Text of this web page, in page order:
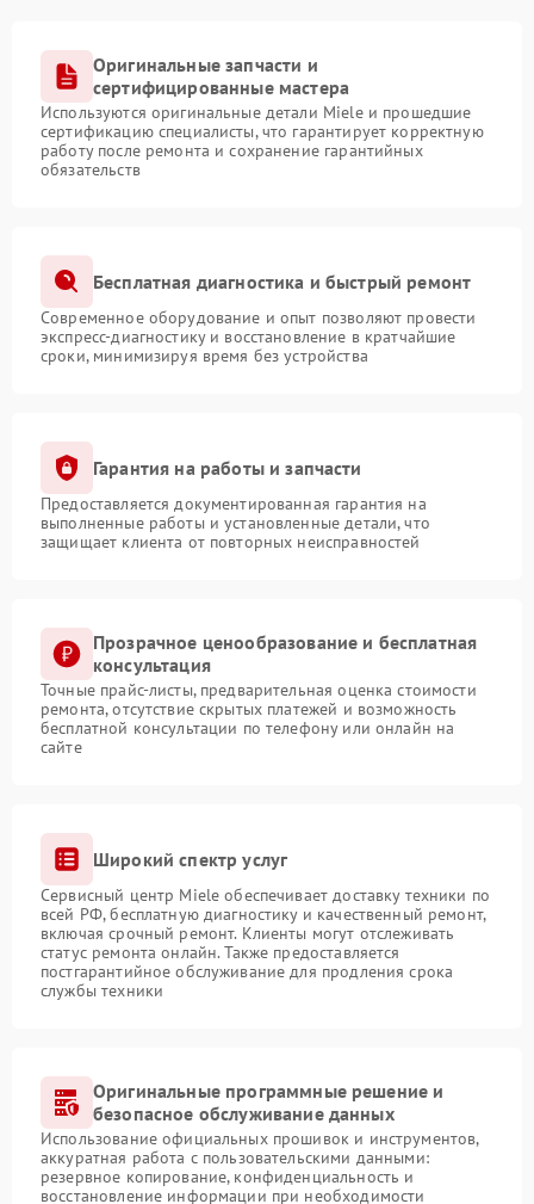
Оригинальные запчасти и
сертифицированные мастера
Используются оригинальные детали Miele и прошедшие
сертификацию специалисты, что гарантирует корректную
работу после ремонта и сохранение гарантийных
обязательств
Бесплатная диагностика и быстрый ремонт
Современное оборудование и опыт позволяют провести
экспресс-диагностику и восстановление в кратчайшие
сроки, минимизируя время без устройства
Гарантия на работы и запчасти
Предоставляется документированная гарантия на
выполненные работы и установленные детали, что
защищает клиента от повторных неисправностей
Прозрачное ценообразование и бесплатная
консультация
Точные прайс-листы, предварительная оценка стоимости
ремонта, отсутствие скрытых платежей и возможность
бесплатной консультации по телефону или онлайн на
сайте
Широкий спектр услуг
Сервисный центр Miele обеспечивает доставку техники по
всей РФ, бесплатную диагностику и качественный ремонт,
включая срочный ремонт. Клиенты могут отслеживать
статус ремонта онлайн. Также предоставляется
постгарантийное обслуживание для продления срока
службы техники
Оригинальные программные решение и
безопасное обслуживание данных
Использование официальных прошивок и инструментов,
аккуратная работа с пользовательскими данными:
резервное копирование, конфиденциальность и
восстановление информации при необходимости